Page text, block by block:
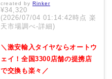
created by Rinker
¥34,320
(2026/07/04 01:14:42時点 楽
天市場調べ-詳細)
＼激安輸入タイヤならオートウ
ェイ！全国3300店舗の提携店
で交換も楽々／